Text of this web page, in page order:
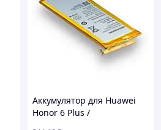
Аккумулятор для Huawei
Honor 6 Plus /